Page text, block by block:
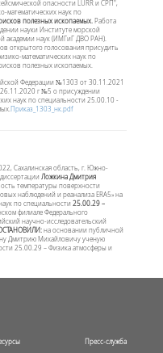
опасности LURR и СРП",
математических наук по
полезных ископаемых. Работа
науки Институте морской
академии наук (ИМГиГ ДВО РАН).
открытого голосования присудить
математических наук по
полезных ископаемых.
Федерации №1303 от 30.11.2021
г №5 о присуждении
наук по специальности 25.00.10 -
Приказ_1303_нк.pdf
Сахалинская область, г. Южно-
Ложкина Дмитрия
температуры поверхности
наблюдений и реанализа ERA5» на
по специальности 25.00.29 –
филиале Федерального
научно-исследовательский
на основании публичной
Дмитрию Михайловичу ученую
25.00.29 – Физика атмосферы и
Пресс-служба